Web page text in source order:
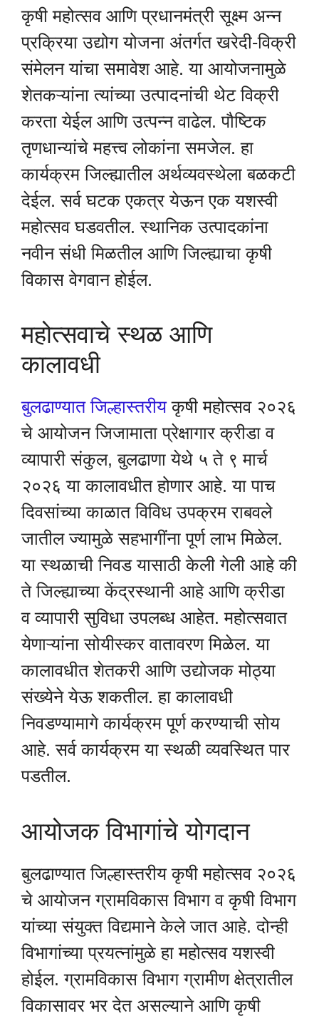
कृषी महोत्सव आणि प्रधानमंत्री सूक्ष्म अन्न
प्रक्रिया उद्योग योजना अंतर्गत खरेदी-विक्री
संमेलन यांचा समावेश आहे. या आयोजनामुळे
शेतकऱ्यांना त्यांच्या उत्पादनांची थेट विक्री
करता येईल आणि उत्पन्न वाढेल. पौष्टिक
तृणधान्यांचे महत्त्व लोकांना समजेल. हा
कार्यक्रम जिल्ह्यातील अर्थव्यवस्थेला बळकटी
देईल. सर्व घटक एकत्र येऊन एक यशस्वी
महोत्सव घडवतील. स्थानिक उत्पादकांना
नवीन संधी मिळतील आणि जिल्ह्याचा कृषी
विकास वेगवान होईल.
महोत्सवाचे स्थळ आणि
कालावधी
बुलढाण्यात जिल्हास्तरीयकृषी महोत्सव २०२६
चे आयोजन जिजामाता प्रेक्षागार क्रीडा व
व्यापारी संकुल, बुलढाणा येथे ५ ते ९ मार्च
२०२६ या कालावधीत होणार आहे. या पाच
दिवसांच्या काळात विविध उपक्रम राबवले
जातील ज्यामुळे सहभागींना पूर्ण लाभ मिळेल.
या स्थळाची निवड यासाठी केली गेली आहे की
ते जिल्ह्याच्या केंद्रस्थानी आहे आणि क्रीडा
व व्यापारी सुविधा उपलब्ध आहेत. महोत्सवात
येणाऱ्यांना सोयीस्कर वातावरण मिळेल. या
कालावधीत शेतकरी आणि उद्योजक मोठ्या
संख्येने येऊ शकतील. हा कालावधी
निवडण्यामागे कार्यक्रम पूर्ण करण्याची सोय
आहे. सर्व कार्यक्रम या स्थळी व्यवस्थित पार
पडतील.
आयोजक विभागांचे योगदान
बुलढाण्यात जिल्हास्तरीय कृषी महोत्सव २०२६
चे आयोजन ग्रामविकास विभाग व कृषी विभाग
यांच्या संयुक्त विद्यमाने केले जात आहे. दोन्ही
विभागांच्या प्रयत्नांमुळे हा महोत्सव यशस्वी
होईल. ग्रामविकास विभाग ग्रामीण क्षेत्रातील
विकासावर भर देत असल्याने आणि कृषी